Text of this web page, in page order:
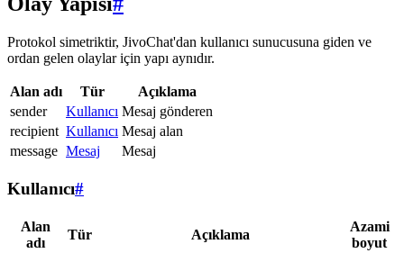
Protokol simetriktir, JivoChat'dan kullanıcı sunucusuna giden ve
ordan gelen olaylar için yapı aynıdır.
Alan adı Tür
Açıklama
sender
Kullanıcı Mesaj gönderen
recipient Kullanıcı Mesaj alan
message Mesaj Mesaj
Kullanıcı#
Alan
adı
Tür Açıklama
Azami
boyut